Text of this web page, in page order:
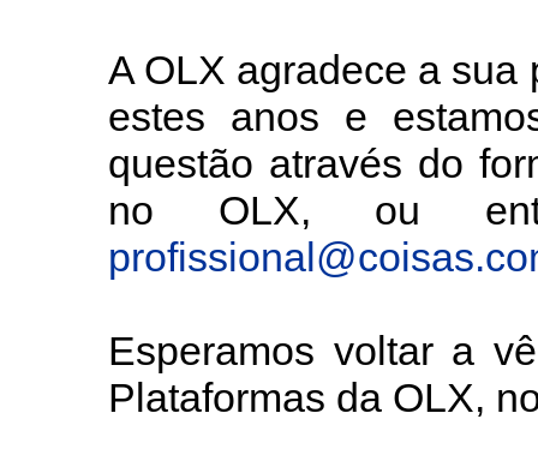
A OLX agradece a sua
estes anos e
questão através do
no OLX, ou
Esperamos voltar a
Plataformas da OLX,